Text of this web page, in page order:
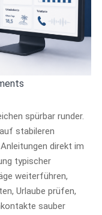
spürbar runder.
stabileren
direkt im
typischer
weiterführen,
Urlaube prüfen,
sauber